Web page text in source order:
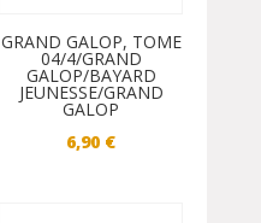
GRAND GALOP, TOME
04/4/GRAND
GALOP/BAYARD
JEUNESSE/GRAND
GALOP
6,90 €